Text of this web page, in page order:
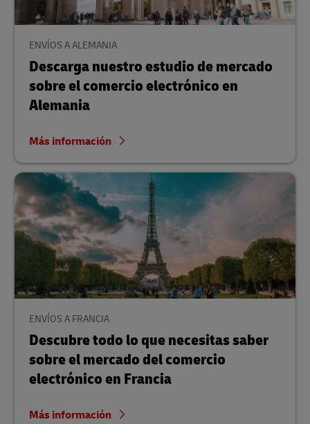
ENVÍOS A ALEMANIA
Descarga nuestro estudio de mercado
sobre el comercio electrónico en
Alemania
Más información
ENVÍOS A FRANCIA
Descubre todo lo que necesitas saber
sobre el mercado del comercio
electrónico en Francia
Más información